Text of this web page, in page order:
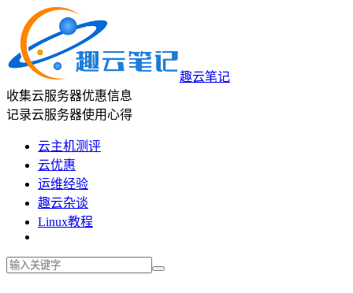
趣云笔记
收集云服务器优惠信息
记录云服务器使用心得
云主机测评
云优惠
运维经验
趣云杂谈
Linux教程